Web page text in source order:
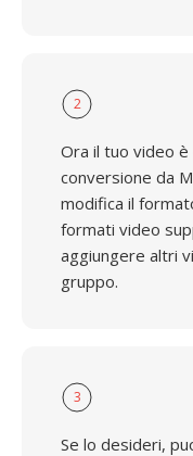
2
Ora il tuo video è
conversione da
modifica il
formati video
aggiungere altri
gruppo.
3
Se lo desideri,